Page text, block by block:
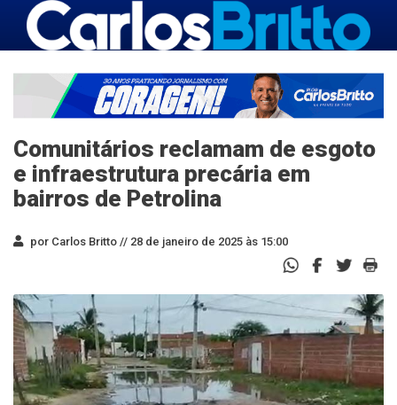
Comunitários reclamam de esgoto
e infraestrutura precária em
bairros de Petrolina
por Carlos Britto // 28 de janeiro de 2025 às 15:00